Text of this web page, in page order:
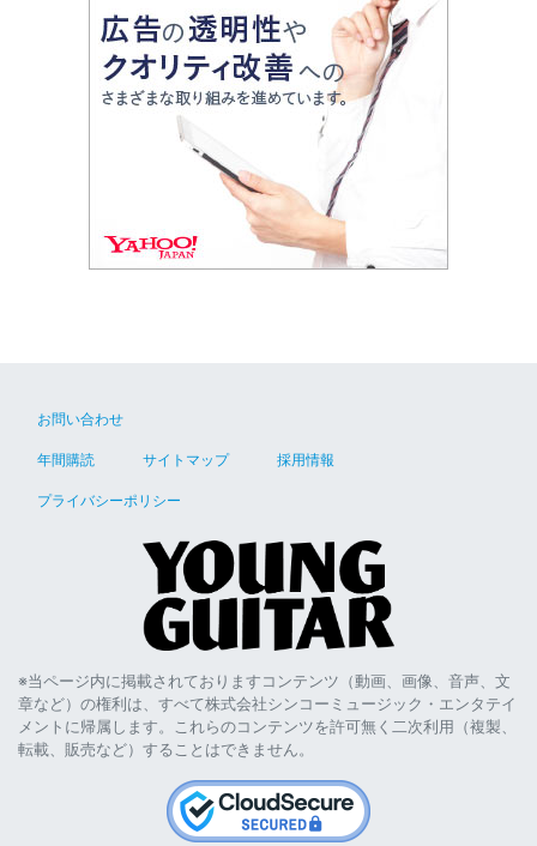
お問い合わせ
年間購読 サイトマップ 採用情報
プライバシーポリシー
※当ページ内に掲載されておりますコンテンツ（動画、画像、音声、文
章など）の権利は、すべて株式会社シンコーミュージック・エンタテイ
メントに帰属します。これらのコンテンツを許可無く二次利用（複製、
転載、販売など）することはできません。